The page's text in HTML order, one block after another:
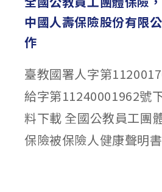
中國人壽保險股份有限
作
臺教國署人字第
給字第11240001962號
料下載 全國公教員工團
保險被保險人健康聲明